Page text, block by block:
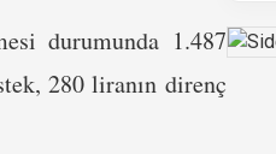
durumunda 1.487
280 liranın direnç